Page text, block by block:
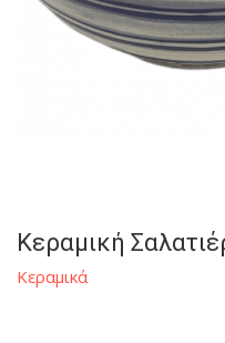
Κεραμική
Κεραμικά